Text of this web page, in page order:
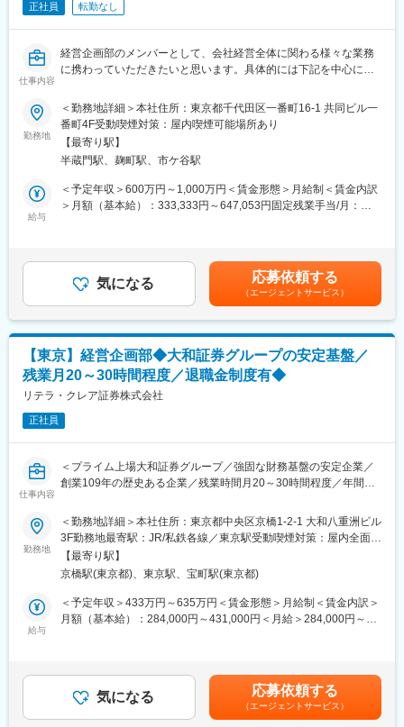
・MUFGの中核証券として、銀行・信託ほか多様なグループ会社
の機能や知見を活用できます。
上での他部門への異動も可能です（担当者としてご入社され、当
部の管理職に就いているメンバーも多数）。
■働き方：
働き方改革のもと、原則、完全週休2日を徹底しており、休日勤務
や深夜残業は非常に限定的です。
世界的にも信頼の厚いMUFGの中核総合証券会社であり、加え
て、世界トップレベルの情報力と商品力を誇るモルガン・スタン
また、証券会社に求められている、世界レベルのリスク管理能力
については、すでにその構築を終えました。次のステップに踏み
出し、業界を質・量ともにリードするリーディングカンパニーを
めざします。
変更の範囲：会社の定める業務
正社員 転勤なし
仕事内容
経営企画部のメンバーとして、会社経営全体に関わる様々な業務
に携わっていただきたいと思います。具体的には下記を中心に検
な業務やプロジェクトについて担当いただきます。現在、IPO実現
に向けた準備を進めており、これに関わる業務にも関わっていた
だくことを想定しております。IPOという企業の重要なイベントに
対し、会社全体を見る経営企画の立場で推進してゆけるチャレン
ジングなポジションです。
■業務内容：
・事業計画の立案、計画達成のための事業推進、予実のトラッキ
立案・実行
・事業提携先の検討・交渉
・資金調達・投資家対応
■投資一任運用という成長産業の中心で、圧倒的な打席数に立つ事
ができる
当社では現在IPOに向けた事業拡大と組織拡大を進めております。
から2年にかけてが会社として大きな成長曲線を描くフェーズとな
っており「ヒトモノカネ」という経営資源をどのように取り扱う
戦略策定、事業計画立案、既存事業の推進、内部の体制整備な
ど、取り組むべき事項は様々ある中、プレイヤーとして裁量を持
■IPO準備期という貴重かつチャレンジングなフェーズ
当社は現在IPO実現に向けた準備を進めています。IPOは基本的に
は会社ごとに1度しかないイベントであり、当社はその直前という
貴重かつチャレンジングなフェーズにあります。そのIPOに経営企
ことができ、希少な経験やスキルを得ることが可能です。
■優秀な経営陣や社員
ます。このような環境下で学べる事や得られる経験は非常に多
く、ご自身として高い視座を持って成長できる機会を創り出す事
が可能です。
勤務地
＜勤務地詳細＞本社住所：東京都千代田区一番町16-1 共同ビル一
番町4F受動喫煙対策：屋内喫煙可能場所あり
【最寄り駅】
半蔵門駅、麹町駅、市ケ谷駅
給与
＜予定年収＞600万円～1,000万円＜賃金形態＞月給制＜賃金内訳
＞月額（基本給）：333,333円～647,053円固定残業手当/月：
スキル・経験・能力に応じて決定します賃金はあくまでも目安の
金額であり、選考を通じて上下する可能性があります。月給(月額)
は固定手当を含めた表記です。
気になる 応募依頼する
（エージェントサービス）
【東京】経営企画部◆大和証券グループの安定基盤／
残業月20～30時間程度／退職金制度有◆
リテラ・クレア証券株式会社
正社員
仕事内容
＜プライム上場大和証券グループ／強固な財務基盤の安定企業／
創業109年の歴史ある企業／残業時間月20～30時間程度／年間休
■職務内容
（1）経営計画に関する業務
（2）会議体の事務局事務
（3）情報系自社システムの運用管理に関する業務
（4）主務官庁その他関係機関に対する折衝、諸届に関する業務
（5）社内規程管理の統括に関する業務、等
■組織構成
きます。
■業務について
勤務地
＜勤務地詳細＞本社住所：東京都中央区京橋1-2-1 大和八重洲ビル
3F勤務地最寄駅：JR/私鉄各線／東京駅受動喫煙対策：屋内全面禁
煙変更の範囲：会社の定める事業所（リモートワーク含む）
【最寄り駅】
京橋駅(東京都)、東京駅、宝町駅(東京都)
給与
＜予定年収＞433万円～635万円＜賃金形態＞月給制＜賃金内訳＞
月額（基本給）：284,000円～431,000円＜月給＞284,000円～
上下する可能性があります。月給(月額)は固定手当を含めた表記で
す。
気になる 応募依頼する
（エージェントサービス）